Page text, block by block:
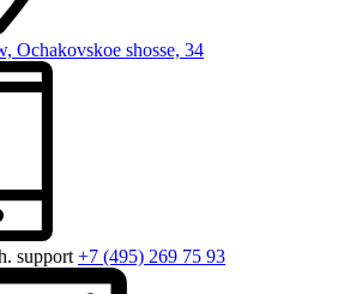
Ochakovskoe shosse, 34
support +7 (495) 269 75 93